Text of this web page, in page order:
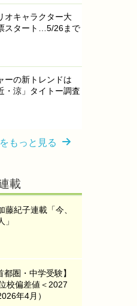
オキャラクター大
スタート…5/26まで
ーの新トレンドは
・涼」タイトー調査
もっと見る
載
藤紀子連載「今、
都圏・中学受験】
校偏差値＜2027
年4月）